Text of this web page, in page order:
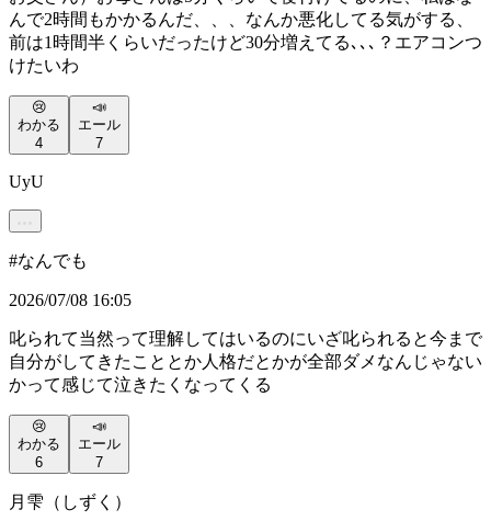
んで2時間もかかるんだ、、、なんか悪化してる気がする、
前は1時間半くらいだったけど30分増えてる､､､？エアコンつ
けたいわ
😢
わかる
4
📣
エール
7
UyU
#なんでも
2026/07/08 16:05
叱られて当然って理解してはいるのにいざ叱られると今まで
自分がしてきたこととか人格だとかが全部ダメなんじゃない
かって感じて泣きたくなってくる
😢
わかる
6
📣
エール
7
月雫（しずく）